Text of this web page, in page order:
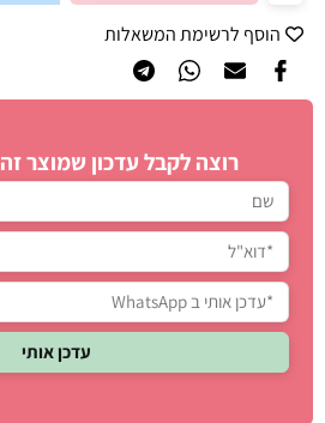
הוסף לרשימת המשאלות
רוצה לקבל עדכון שמוצר